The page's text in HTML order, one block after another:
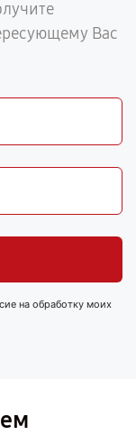
Вас
на обработку моих